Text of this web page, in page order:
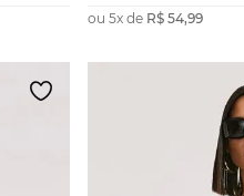
ou 5x de R$ 54,99